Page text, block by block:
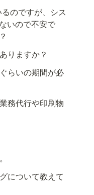
のですが、シス
いので不安で
りますか？
らいの期間が必
務代行や印刷物
について教えて